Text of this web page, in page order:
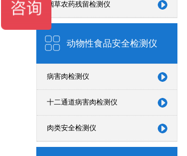
烟草农药残留检测仪
动物性食品安全检测仪
病害肉检测仪
十二通道病害肉检测仪
肉类安全检测仪